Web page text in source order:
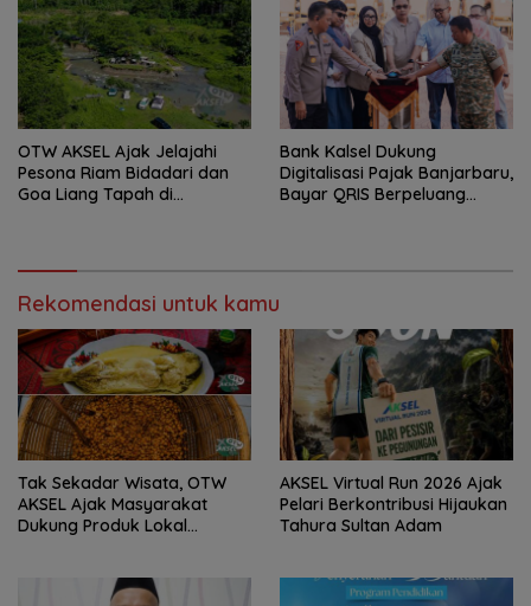
OTW AKSEL Ajak Jelajahi
Pesona Riam Bidadari dan
Goa Liang Tapah di
Bank Kalsel Dukung
Digitalisasi Pajak Banjarbaru,
Bayar QRIS Berpeluang
Rekomendasi untuk kamu
Tak Sekadar Wisata, OTW
AKSEL Ajak Masyarakat
Dukung Produk Lokal
AKSEL Virtual Run 2026 Ajak
Pelari Berkontribusi Hijaukan
Tahura Sultan Adam